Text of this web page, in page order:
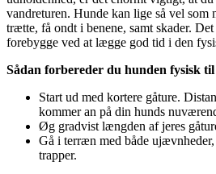
vandreturen. Hunde kan lige så vel som
trætte, få ondt i benene, samt skader.
forebygge ved at lægge god tid i den
Sådan forbereder du hunden fysisk
Start ud med kortere gåture.
kommer an på din hunds
Øg gradvist længden af jeres
Gå i terræn med både
trapper.